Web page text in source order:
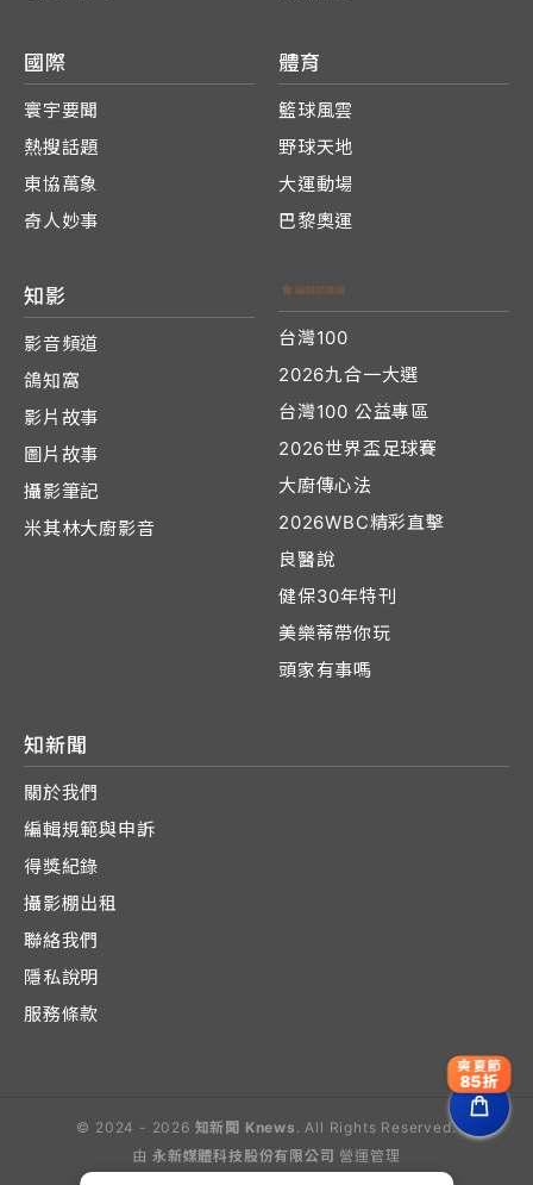
國際
寰宇要聞
熱搜話題
東協萬象
奇人妙事
體育
籃球風雲
野球天地
大運動場
巴黎奧運
知影
影音頻道
鴿知窩
影片故事
圖片故事
攝影筆記
米其林大廚影音
台灣100
2026九合一大選
台灣100 公益專區
2026世界盃足球賽
大廚傳心法
2026WBC精彩直擊
良醫說
健保30年特刊
美樂蒂帶你玩
頭家有事嗎
知新聞
關於我們
編輯規範與申訴
得獎紀錄
攝影棚出租
聯絡我們
隱私說明
服務條款
© 2024 - 2026 知新聞 Knews . All Rights Reserved.
由 永新媒體科技股份有限公司 營運管理
爽夏節
85折